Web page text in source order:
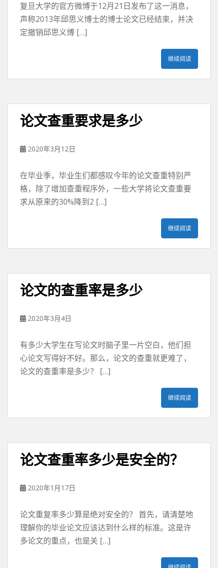
复旦大学的官方微博于12月21日发布了这一消息，
声称2013年邱思义博士的博士论文已经结束，并决
定撤销邱思义博 […]
继续阅读
论文查重要求是多少
2020年3月12日
在毕业季，毕业生们都感叹今年的论文查重特别严
格，除了增加查重程序外，一些大学将论文查重要
求从原来的30%降到2 […]
继续阅读
论文的查重率是多少
2020年3月4日
有多少大学生在写论文时脑子里一片空白，他们担
心论文写得好不好。那么，论文的查重就更难了，
论文的查重率是多少？ […]
继续阅读
论文查重率多少是安全的？
2020年1月17日
论文重复率多少算是绝对安全的？ 首先，请清楚地
理解你的毕业论文应该达到什么样的标准。这是许
多论文的重点，也是关 […]